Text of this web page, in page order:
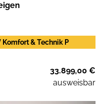
Komfort & Technik P
33.899,00 €
ausweisbar